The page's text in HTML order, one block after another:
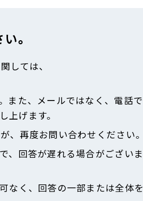
。
しては、
また、メールではなく、電話で
げます。
、再度お問い合わせください。
、回答が遅れる場合がございま
なく、回答の一部または全体を